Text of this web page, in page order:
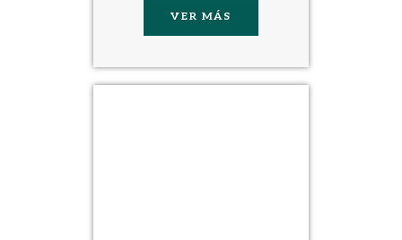
VER MÁS